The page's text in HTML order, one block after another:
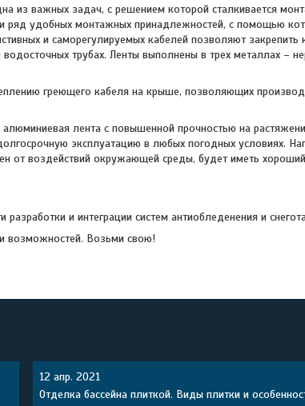
важных задач, с решением которой сталкивается
ряд удобных монтажных принадлежностей, с помощью
и саморегулируемых кабелей позволяют закрепить
трубах. Ленты выполнены в трех металлах –
греющего кабеля на крыше, позволяющих
лента с повышенной прочностью на
эксплуатацию в любых погодных условиях.
от воздействий окружающей среды, будет иметь
и интеграции систем антиобледенения и
возможностей. Возьми свою!
12 апр. 2021
Отделка бассейна плиткой. Виды плитки и